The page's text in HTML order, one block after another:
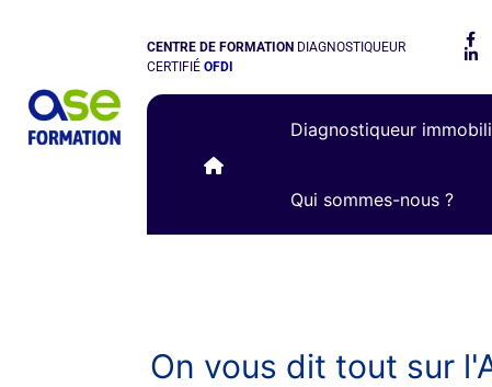
CENTRE DE FORMATION DIAGNOSTIQUEUR
CERTIFIÉOFDI
Diagnostiqueur
Qui sommes-nous ?
On vous dit tout sur